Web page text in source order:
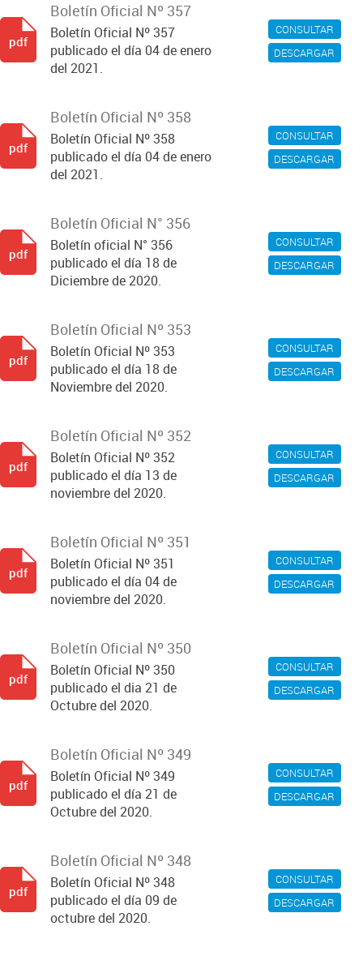
CONSULTAR
DESCARGAR
Boletín Oficial Nº 357
Boletín Oficial Nº 357
publicado el día 04 de enero
del 2021.
pdf
CONSULTAR
DESCARGAR
Boletín Oficial Nº 358
Boletín Oficial Nº 358
publicado el día 04 de enero
del 2021.
pdf
CONSULTAR
DESCARGAR
Boletín Oficial N° 356
Boletín oficial N° 356
publicado el día 18 de
Diciembre de 2020.
pdf
CONSULTAR
DESCARGAR
Boletín Oficial Nº 353
Boletín Oficial Nº 353
publicado el día 18 de
Noviembre del 2020.
pdf
CONSULTAR
DESCARGAR
Boletín Oficial Nº 352
Boletín Oficial Nº 352
publicado el día 13 de
noviembre del 2020.
pdf
CONSULTAR
DESCARGAR
Boletín Oficial Nº 351
Boletín Oficial Nº 351
publicado el día 04 de
noviembre del 2020.
pdf
CONSULTAR
DESCARGAR
Boletín Oficial Nº 350
Boletín Oficial Nº 350
publicado el dia 21 de
Octubre del 2020.
pdf
CONSULTAR
DESCARGAR
Boletín Oficial Nº 349
Boletín Oficial Nº 349
publicado el día 21 de
Octubre del 2020.
pdf
CONSULTAR
DESCARGAR
Boletín Oficial Nº 348
Boletín Oficial Nº 348
publicado el día 09 de
octubre del 2020.
pdf